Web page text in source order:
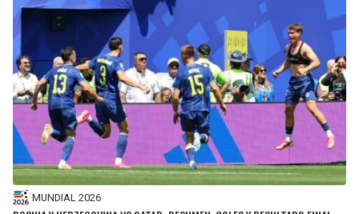
MUNDIAL 2026